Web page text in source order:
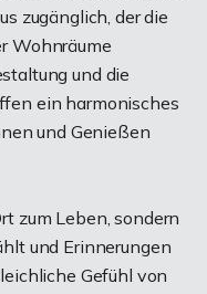
zugänglich, der die
Wohnräume
und die
ein harmonisches
und Genießen
zum Leben, sondern
und Erinnerungen
Gefühl von